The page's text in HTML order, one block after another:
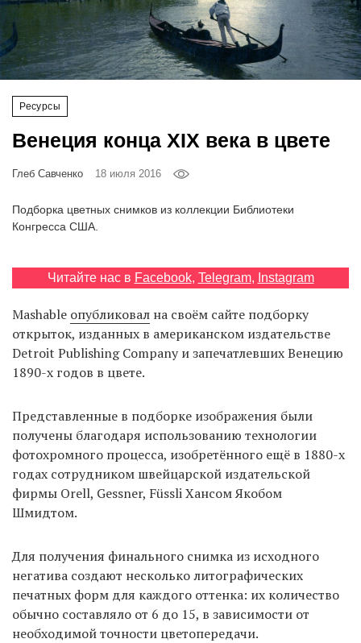
EN
UA
Ресурсы
Венеция конца XIX века в цвете
Глеб Савченко 18 июля 2016
Подборка цветных снимков из коллекции Библиотеки
Конгресса США.
Читайте нас в Facebook, Telegram, Instagram
Mashable опубликовал на своём сайте подборку
открыток, изданных в американском издательстве
Detroit Publishing Company и запечатлевших Венецию
1890-х годов в цвете.
Представленные в подборке изображения были
получены благодаря использованию технологии
фотохромного процесса, изобретённого ещё в 1880-х
годах сотрудником швейцарской издательской
фирмы Orell, Gessner, Füssli Хансом Якобом
Шмидтом.
Для получения финального снимка из исходного
негатива создают несколько литографических
печатных форм для каждого оттенка: их количество
обычно составляло от 6 до 15, в зависимости от
необходимой точности цветопередачи.